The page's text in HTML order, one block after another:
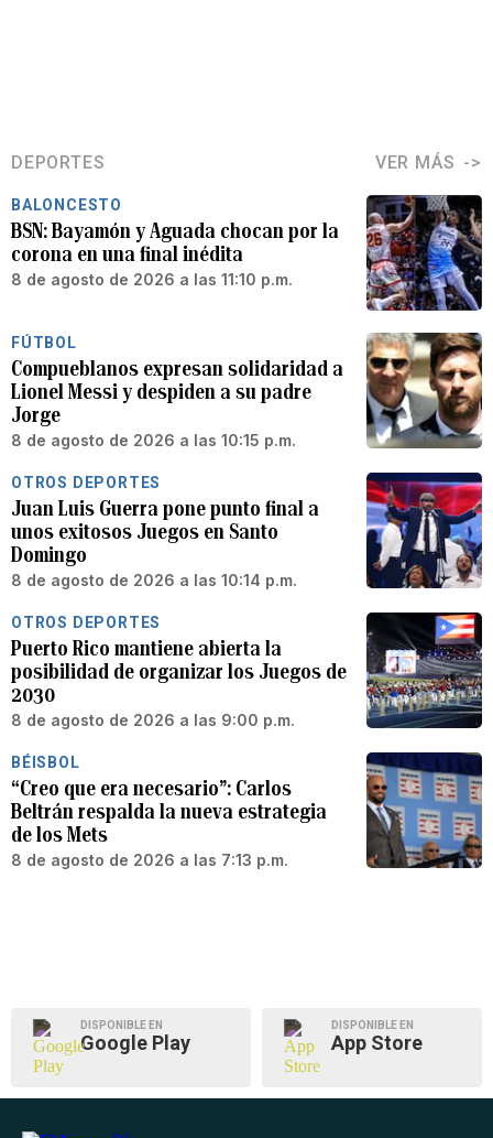
DEPORTES VER MÁS
BALONCESTO
BSN: Bayamón y Aguada chocan por la
corona en una final inédita
8 de agosto de 2026 a las 11:10 p.m.
FÚTBOL
Compueblanos expresan solidaridad a
Lionel Messi y despiden a su padre
Jorge
8 de agosto de 2026 a las 10:15 p.m.
OTROS DEPORTES
Juan Luis Guerra pone punto final a
unos exitosos Juegos en Santo
Domingo
8 de agosto de 2026 a las 10:14 p.m.
OTROS DEPORTES
Puerto Rico mantiene abierta la
posibilidad de organizar los Juegos de
2030
8 de agosto de 2026 a las 9:00 p.m.
BÉISBOL
“Creo que era necesario”: Carlos
Beltrán respalda la nueva estrategia
de los Mets
8 de agosto de 2026 a las 7:13 p.m.
DISPONIBLE EN
Google Play
DISPONIBLE EN
App Store